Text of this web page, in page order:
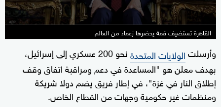
القاهرة تستضيف قمة يحضرها زعماء من العالم
وأرسلتالولايات المتحدة
نحو 200 عسكري إلى إسرائيل،
بهدف معلن هو "المساعدة في دعم ومراقبة اتفاق وقف
إطلاق النار في غزة"، في إطار فريق يضم دولا شريكة
ومنظمات غير حكومية وجهات من القطاع الخاص.